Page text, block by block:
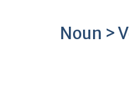
Noun >